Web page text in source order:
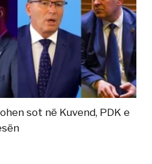
sot në Kuvend, PDK e